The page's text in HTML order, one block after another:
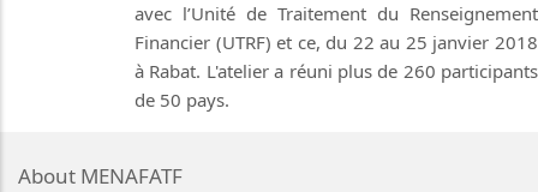
avec l’Unité de Traitement du Renseignement
Financier (UTRF) et ce, du 22 au 25 janvier 2018
à Rabat. L'atelier a réuni plus de 260 participants
de 50 pays.
About MENAFATF